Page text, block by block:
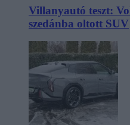
Villanyautó teszt:
szedánba oltott SUV